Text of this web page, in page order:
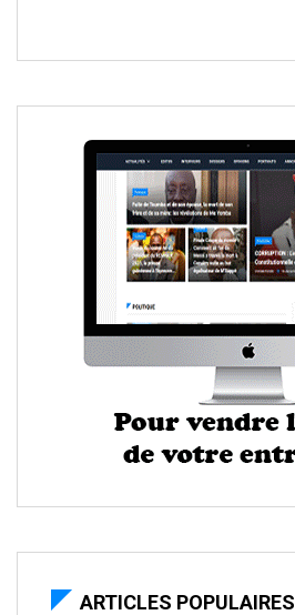
ARTICLES POPULAIRES